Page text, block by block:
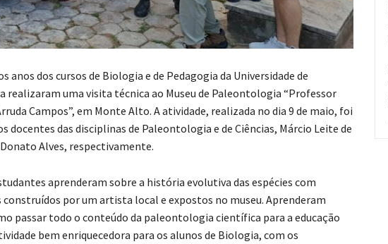
anos dos cursos de Biologia e de Pedagogia da Universidade de
realizaram uma visita técnica ao Museu de Paleontologia “Professor
Campos”, em Monte Alto. A atividade, realizada no dia 9 de maio, foi
docentes das disciplinas de Paleontologia e de Ciências, Márcio Leite de
Alves, respectivamente.
aprenderam sobre a história evolutiva das espécies com
por um artista local e expostos no museu. Aprenderam
passar todo o conteúdo da paleontologia científica para a educação
bem enriquecedora para os alunos de Biologia, com os